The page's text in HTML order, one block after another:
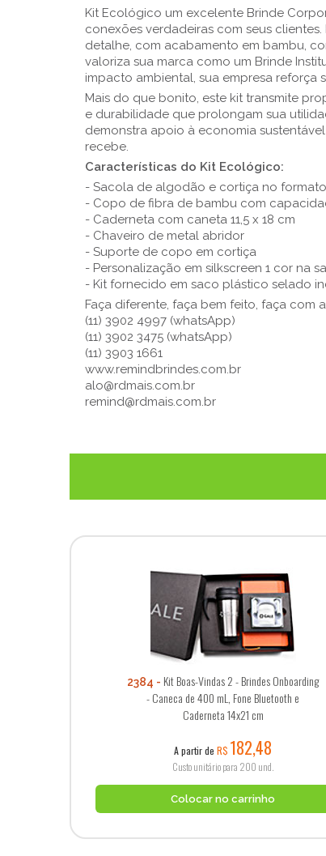
Kit Ecológico um excelente Brinde
conexões verdadeiras com seus
detalhe, com acabamento em bambu,
valoriza sua marca como um Brinde
impacto ambiental, sua empresa reforça
Mais do que bonito, este kit transmite
e durabilidade que prolongam sua
demonstra apoio à economia
recebe.
Características do Kit Ecológico:
- Sacola de algodão e cortiça no formato
- Copo de fibra de bambu com
- Caderneta com caneta 11,5 x 18 cm
- Chaveiro de metal abridor
- Suporte de copo em cortiça
- Personalização em silkscreen 1 cor na
- Kit fornecido em saco plástico selado
Faça diferente, faça bem feito, faça com
(11) 3902 4997 (whatsApp)
(11) 3902 3475 (whatsApp)
(11) 3903 1661
www.remindbrindes.com.br
alo@rdmais.com.br
remind@rdmais.com.br
2384
Kit Boas-Vindas 2 - Brindes Onboarding
- Caneca de 400 mL, Fone Bluetooth e
Caderneta 14x21 cm
A partir deR$ 182,48
Custo unitário para 200 und.
Colocar no carrinho